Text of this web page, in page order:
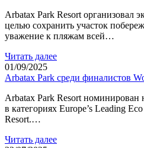
Arbatax Park Resort организовал
целью сохранить участок
уважение к пляжам всей…
Читать далее
01/09/2025
Arbatax Park среди финалистов
Arbatax Park Resort номинирован
в категориях Europe’s Leading
Resort.…
Читать далее